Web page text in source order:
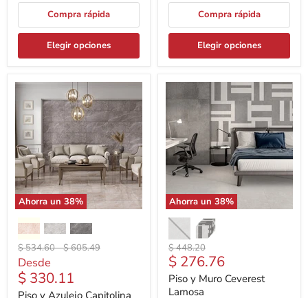
Compra rápida
Elegir opciones
Compra rápida
Elegir opciones
Ahorra un 38%
Precio
original
$ 534.60-Precio
$ 605.49
Desde
$ 330.11
Ahorra un 38%
Precio
original
$ 448.20
Precio
actual
$ 276.76
Piso y Muro Ceverest
Lamosa